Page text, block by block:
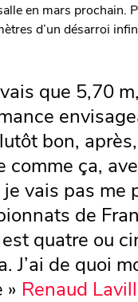
en mars prochain.
d’un désarroi
que 5,70
bon,
comme ça,
je vais pas me
de
quatre ou
J’ai de quoi
» Renaud